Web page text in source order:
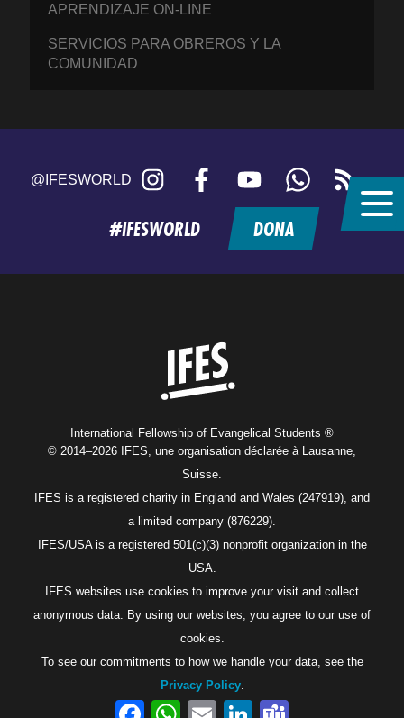
APRENDIZAJE ON-LINE
SERVICIOS PARA OBREROS Y LA
COMUNIDAD
@IFESWORLD Instagram Facebook YouTube WhatsAppRSS
feed
#IFESWORLD DONA
International Fellowship of Evangelical Students ®
© 2014–2026 IFES, une organisation déclarée à Lausanne,
Suisse.
IFES is a registered charity in England and Wales (247919), and
a limited company (876229).
IFES/USA is a registered 501(c)(3) nonprofit organization in the
USA.
IFES websites use cookies to improve your visit and collect
anonymous data. By using our websites, you agree to our use of
cookies.
To see our commitments to how we handle your data, see the
Privacy Policy.
FacebookWhatsAppEmail LinkedIn